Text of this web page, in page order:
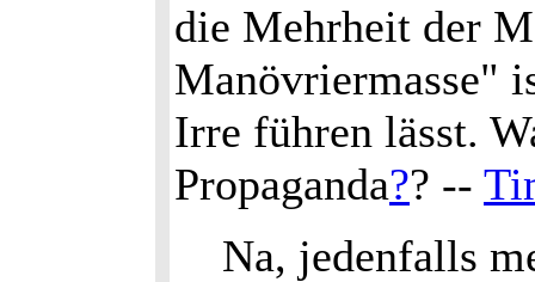
die Mehrheit der
Manövriermasse"
Irre führen lässt.
Propaganda?? --
Na, jedenfalls